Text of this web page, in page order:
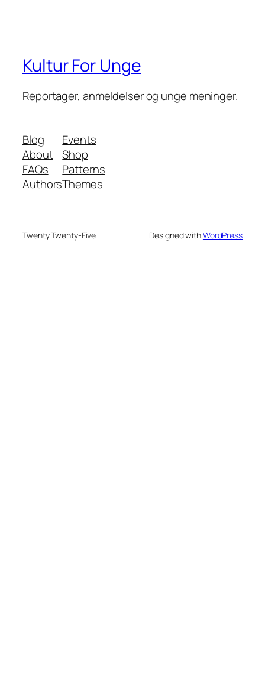
Kultur For Unge
Reportager, anmeldelser og unge meninger.
Blog
About
FAQs
Authors
Events
Shop
Patterns
Themes
Twenty Twenty-Five Designed withWordPress